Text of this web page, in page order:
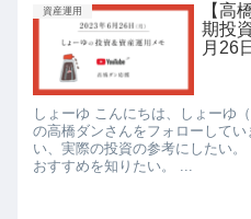
資産運用
【高
期投
月26
しょーゆ こんにちは、しょーゆ
の高橋ダンさんをフォローして
い、実際の投資の参考にしたい
おすすめを知りたい。 ...